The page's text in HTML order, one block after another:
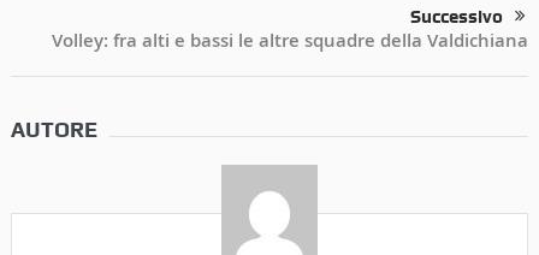
Successivo
Volley: fra alti e bassi le altre squadre della Valdichiana
AUTORE